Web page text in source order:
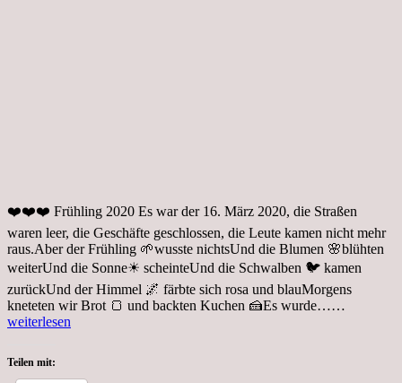
❤️❤️❤️ Frühling 2020 Es war der 16. März 2020, die Straßen
waren leer, die Geschäfte geschlossen, die Leute kamen nicht mehr
raus.Aber der Frühling 🌱wusste nichtsUnd die Blumen 🌸blühten
weiterUnd die Sonne☀ scheinteUnd die Schwalben 🐦 kamen
zurückUnd der Himmel 🌌 färbte sich rosa und blauMorgens
kneteten wir Brot 🍞 und backten Kuchen 🍰Es wurde……
weiterlesen
Teilen mit: